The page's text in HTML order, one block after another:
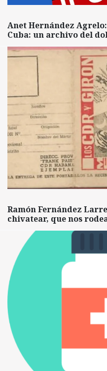
Anet Hernández
Cuba: un archivo del
Ramón Fernández
chivatear, que nos